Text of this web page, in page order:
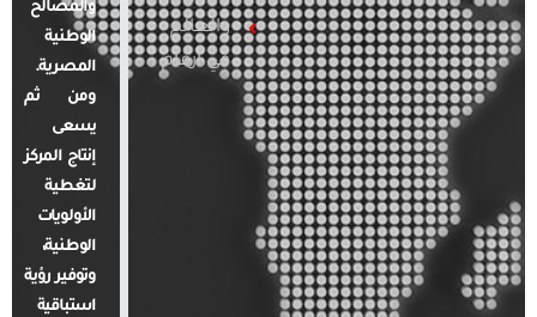
والعالم
في أرقام
والمصالح
الوطنية
المصرية.
ومن ثم
يسعى
إنتاج المركز
لتغطية
الأولويات
الوطنية،
وتوفير رؤية
استباقية